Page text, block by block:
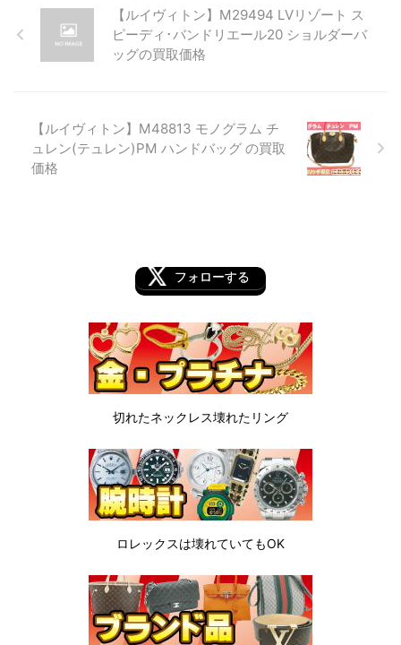
【ルイヴィトン】M29494 LVリゾート ス
ピーディ･バンドリエール20 ショルダーバ
ッグの買取価格
【ルイヴィトン】M48813 モノグラム チ
ュレン(テュレン)PM ハンドバッグ の買取
価格
フォローする
切れたネックレス壊れたリング
ロレックスは壊れていてもOK